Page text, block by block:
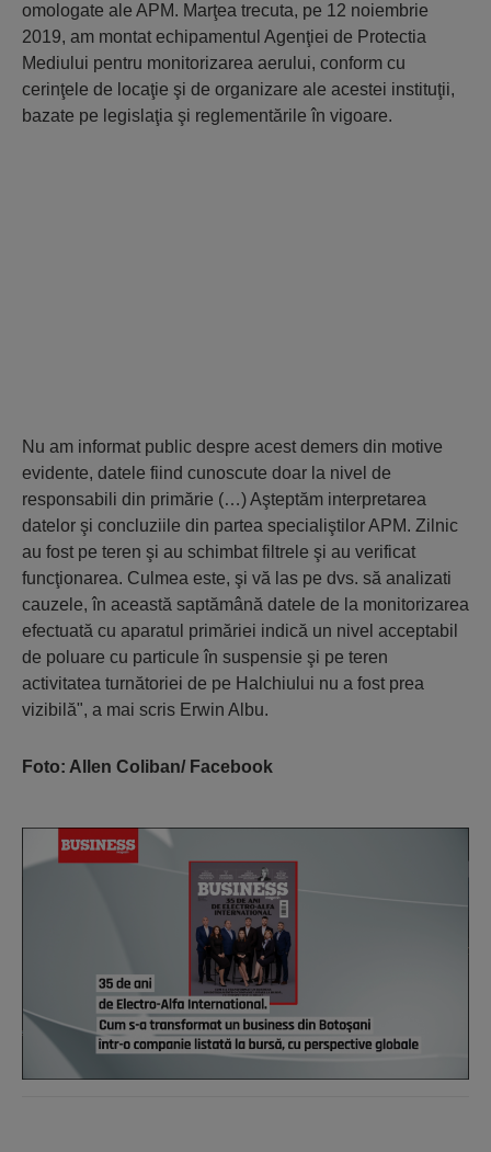
omologate ale APM. Marţea trecuta, pe 12 noiembrie
2019, am montat echipamentul Agenţiei de Protectia
Mediului pentru monitorizarea aerului, conform cu
cerinţele de locaţie şi de organizare ale acestei instituţii,
bazate pe legislaţia şi reglementările în vigoare.
Nu am informat public despre acest demers din motive
evidente, datele fiind cunoscute doar la nivel de
responsabili din primărie (…) Aşteptăm interpretarea
datelor şi concluziile din partea specialiştilor APM. Zilnic
au fost pe teren şi au schimbat filtrele şi au verificat
funcţionarea. Culmea este, şi vă las pe dvs. să analizati
cauzele, în această saptămână datele de la monitorizarea
efectuată cu aparatul primăriei indică un nivel acceptabil
de poluare cu particule în suspensie şi pe teren
activitatea turnătoriei de pe Halchiului nu a fost prea
vizibilă", a mai scris Erwin Albu.
Foto: Allen Coliban/ Facebook